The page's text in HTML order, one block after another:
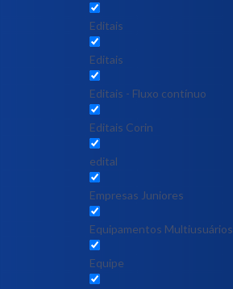
Editais
Editais
Editais - Fluxo contínuo
Editais Corin
edital
Empresas Juniores
Equipamentos Multiusuários
Equipe